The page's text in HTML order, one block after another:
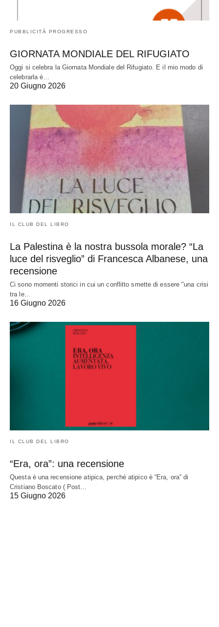
PUBBLICITÀ PROGRESSO
GIORNATA MONDIALE DEL RIFUGIATO
Oggi si celebra la Giornata Mondiale del Rifugiato. E il mio modo di
celebrarla è…
20 Giugno 2026
IL CLUB DEL LIBRO
La Palestina è la nostra bussola morale? “La
luce del risveglio” di Francesca Albanese, una
recensione
Ci sono momenti storici in cui un conflitto smette di essere "una crisi
tra le…
16 Giugno 2026
IL CLUB DEL LIBRO
“Era, ora”: una recensione
Questa è una recensione atipica, perché atipico è “Era, ora” di
Cristiano Boscato ( Post…
15 Giugno 2026